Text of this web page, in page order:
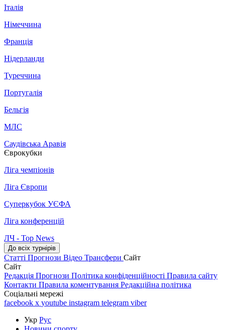
Італія
Німеччина
Франція
Нідерланди
Туреччина
Португалія
Бельгія
МЛС
Саудівська Аравія
Єврокубки
Ліга чемпіонів
Ліга Європи
Суперкубок УЄФА
Ліга конференцій
ЛЧ - Top News
До всіх турнірів
Статті Прогнози Відео Трансфери Сайт
Сайт
Редакція Прогнози Політика конфіденційності Правила сайту
Контакти Правила коментування Редакційна політика
Соціальні мережі
facebook x youtube instagram telegram viber
Укр Рус